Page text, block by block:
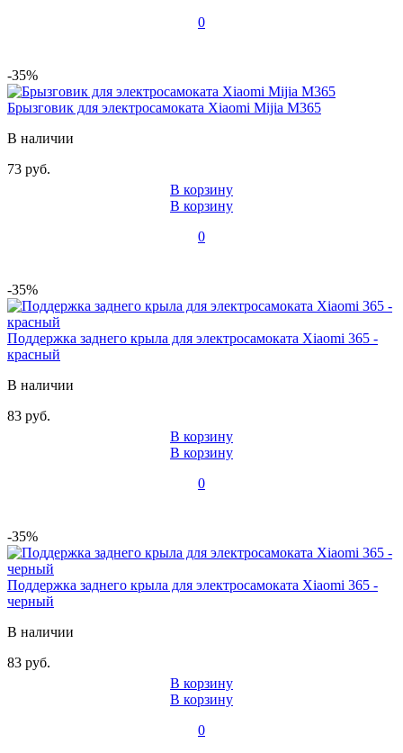
0
-35%
Брызговик для электросамоката Xiaomi Mijia M365
В наличии
73 руб.
В корзину
В корзину
0
-35%
Поддержка заднего крыла для электросамоката Xiaomi 365 -
красный
В наличии
83 руб.
В корзину
В корзину
0
-35%
Поддержка заднего крыла для электросамоката Xiaomi 365 -
черный
В наличии
83 руб.
В корзину
В корзину
0